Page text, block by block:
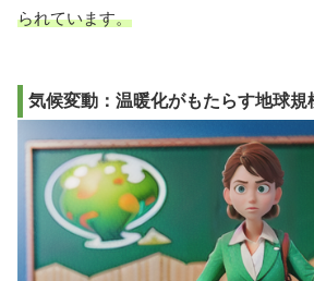
られています。
気候変動：温暖化がもたらす地球規